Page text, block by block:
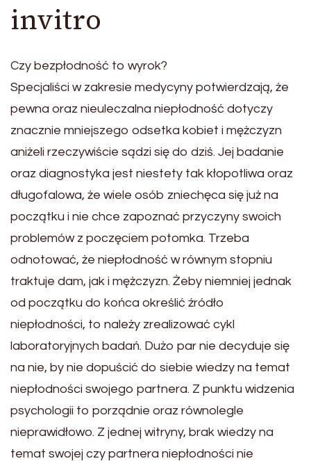
invitro
Czy bezpłodność to wyrok?
Specjaliści w zakresie medycyny potwierdzają, że
pewna oraz nieuleczalna niepłodność dotyczy
znacznie mniejszego odsetka kobiet i mężczyzn
aniżeli rzeczywiście sądzi się do dziś. Jej badanie
oraz diagnostyka jest niestety tak kłopotliwa oraz
długofalowa, że wiele osób zniechęca się już na
początku i nie chce zapoznać przyczyny swoich
problemów z poczęciem potomka. Trzeba
odnotować, że niepłodność w równym stopniu
traktuje dam, jak i mężczyzn. Żeby niemniej jednak
od początku do końca określić źródło
niepłodności, to należy zrealizować cykl
laboratoryjnych badań. Dużo par nie decyduje się
na nie, by nie dopuścić do siebie wiedzy na temat
niepłodności swojego partnera. Z punktu widzenia
psychologii to porządnie oraz równolegle
nieprawidłowo. Z jednej witryny, brak wiedzy na
temat swojej czy partnera niepłodności nie